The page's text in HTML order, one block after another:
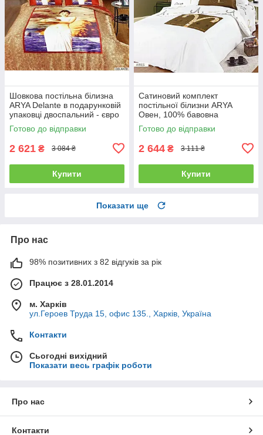
Шовкова постільна білизна
ARYA Delante в подарунковій
упаковці двоспальний - євро
Готово до відправки
2 621 ₴ 3 084 ₴
Купити
Сатиновий комплект
постільної білизни ARYA
Овен, 100% бавовна
полуторний
Готово до відправки
2 644 ₴ 3 111 ₴
Купити
Показати ще
Про нас
98% позитивних з 82 відгуків за рік
Працює з 28.01.2014
м. Харків
ул.Героев Труда 15, офис 135., Харків, Україна
Контакти
Сьогодні вихідний
Показати весь графік роботи
Про нас
Контакти